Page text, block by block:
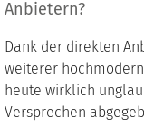
Anbietern?
Dank der direkten
weiterer
heute wirklich
Versprechen